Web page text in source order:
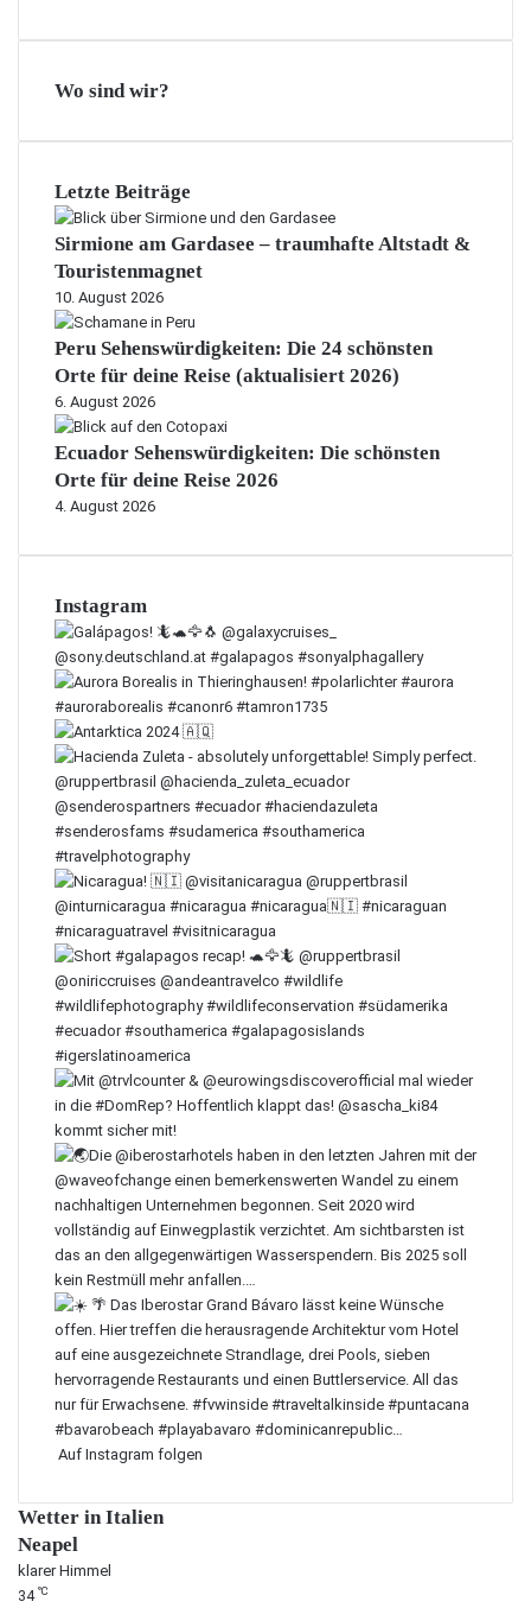
Wo sind wir?
Letzte Beiträge
Sirmione am Gardasee – traumhafte Altstadt &
Touristenmagnet
10. August 2026
Peru Sehenswürdigkeiten: Die 24 schönsten
Orte für deine Reise (aktualisiert 2026)
6. August 2026
Ecuador Sehenswürdigkeiten: Die schönsten
Orte für deine Reise 2026
4. August 2026
Instagram
Auf Instagram folgen
Wetter in Italien
Neapel
klarer Himmel
34℃